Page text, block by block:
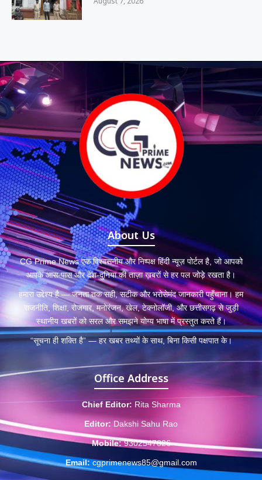
About Us
CG Prime News एक विश्वसनीय और निष्पक्ष हिंदी न्यूज़ पोर्टल है, जो आपको
आपके आस-पास और देश-दुनिया की ताज़ा ख़बरों से हर पल जोड़े रखता है।
हमारा उद्देश्य है — जनता तक सही, सटीक और भरोसेमंद जानकारी पहुँचाना। हम
राजनीति, शिक्षा, रोजगार, मनोरंजन, खेल, टेक्नोलॉजी, और छत्तीसगढ़ से जुड़ी
स्थानीय खबरों को सरल और समझने योग्य भाषा में प्रस्तुत करते हैं।
“सूचना ही शक्ति है” — हर खबर तथ्यों के साथ, बिना किसी पक्षपात के।
Office Address
Chief Editor: Rita Sharma
Editor: Dakshi Sahu Rao
Mobile: 9302547826
Email: cgprimenews85@gmail.com